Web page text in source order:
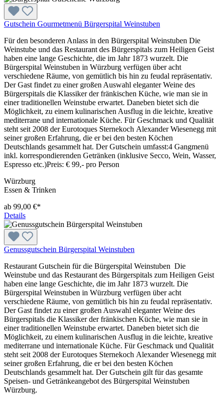
Gutschein Gourmetmenü Bürgerspital Weinstuben
Für den besonderen Anlass in den Bürgerspital Weinstuben Die
Weinstube und das Restaurant des Bürgerspitals zum Heiligen Geist
haben eine lange Geschichte, die im Jahr 1873 wurzelt. Die
Bürgerspital Weinstuben in Würzburg verfügen über acht
verschiedene Räume, von gemütlich bis hin zu feudal repräsentativ.
Der Gast findet zu einer großen Auswahl eleganter Weine des
Bürgerspitals die Klassiker der fränkischen Küche, wie man sie in
einer traditionellen Weinstube erwartet. Daneben bietet sich die
Möglichkeit, zu einem kulinarischen Ausflug in die leichte, kreative
mediterrane und internationale Küche. Für Geschmack und Qualität
steht seit 2008 der Eurotoques Sternekoch Alexander Wiesenegg mit
seiner großen Erfahrung, die er bei den besten Köchen
Deutschlands gesammelt hat. Der Gutschein umfasst:4 Gangmenü
inkl. korrespondierenden Getränken (inklusive Secco, Wein, Wasser,
Espresso etc.)Preis: € 99,- pro Person
Würzburg
Essen & Trinken
ab 99,00 €*
Details
Genussgutschein Bürgerspital Weinstuben
Restaurant Gutschein für die Bürgerspital Weinstuben Die
Weinstube und das Restaurant des Bürgerspitals zum Heiligen Geist
haben eine lange Geschichte, die im Jahr 1873 wurzelt. Die
Bürgerspital Weinstuben in Würzburg verfügen über acht
verschiedene Räume, von gemütlich bis hin zu feudal repräsentativ.
Der Gast findet zu einer großen Auswahl eleganter Weine des
Bürgerspitals die Klassiker der fränkischen Küche, wie man sie in
einer traditionellen Weinstube erwartet. Daneben bietet sich die
Möglichkeit, zu einem kulinarischen Ausflug in die leichte, kreative
mediterrane und internationale Küche. Für Geschmack und Qualität
steht seit 2008 der Eurotoques Sternekoch Alexander Wiesenegg mit
seiner großen Erfahrung, die er bei den besten Köchen
Deutschlands gesammelt hat. Der Gutschein gilt für das gesamte
Speisen- und Getränkeangebot des Bürgerspital Weinstuben
Würzburg.